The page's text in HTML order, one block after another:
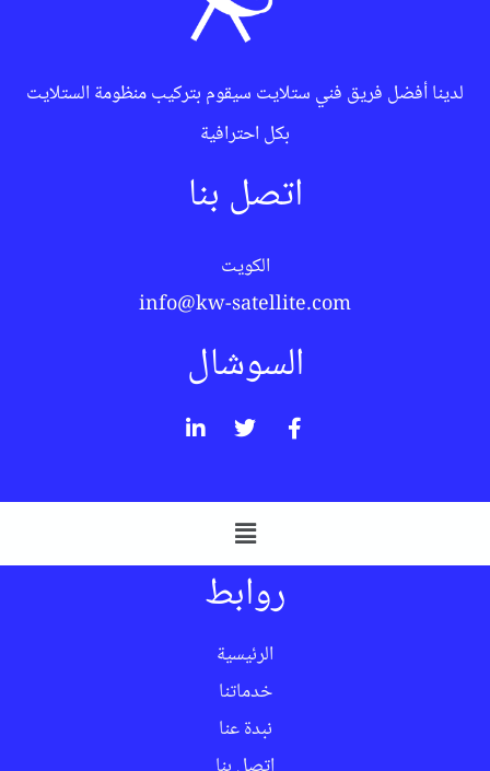
لدينا أفضل فريق فني ستلايت سيقوم بتركيب منظومة الستلايت
بكل احترافية
اتصل بنا
الكويت
info@kw-satellite.com
السوشال
روابط
الرئيسية
خدماتنا
نبدة عنا